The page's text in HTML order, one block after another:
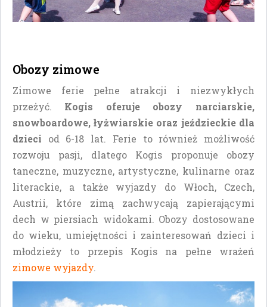
Obozy zimowe
Zimowe ferie pełne atrakcji i niezwykłych
przeżyć. Kogis oferuje obozy narciarskie,
snowboardowe, łyżwiarskie oraz jeździeckie dla
dzieci od 6-18 lat. Ferie to również możliwość
rozwoju pasji, dlatego Kogis proponuje obozy
taneczne, muzyczne, artystyczne, kulinarne oraz
literackie, a także wyjazdy do Włoch, Czech,
Austrii, które zimą zachwycają zapierającymi
dech w piersiach widokami. Obozy dostosowane
do wieku, umiejętności i zainteresowań dzieci i
młodzieży to przepis Kogis na pełne wrażeń
zimowe wyjazdy.